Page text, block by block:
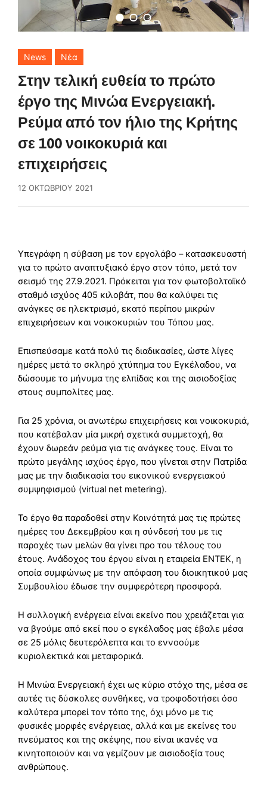
News Νέα
Στην τελική ευθεία το πρώτο
έργο της Μινώα Ενεργειακή.
Ρεύμα από τον ήλιο της Κρήτης
σε 100 νοικοκυριά και
επιχειρήσεις
12 ΟΚΤΩΒΡΊΟΥ 2021
Υπεγράφη η σύβαση με τον εργολάβο – κατασκευαστή
για το πρώτο αναπτυξιακό έργο στον τόπο, μετά τον
σεισμό της 27.9.2021. Πρόκειται για τον φωτοβολταϊκό
σταθμό ισχύος 405 κιλοβάτ, που θα καλύψει τις
ανάγκες σε ηλεκτρισμό, εκατό περίπου μικρών
επιχειρήσεων και νοικοκυριών του Τόπου μας.
Επισπεύσαμε κατά πολύ τις διαδικασίες, ώστε λίγες
ημέρες μετά το σκληρό χτύπημα του Εγκέλαδου, να
δώσουμε το μήνυμα της ελπίδας και της αισιοδοξίας
στους συμπολίτες μας.
Για 25 χρόνια, οι ανωτέρω επιχειρήσεις και νοικοκυριά,
που κατέβαλαν μία μικρή σχετικά συμμετοχή, θα
έχουν δωρεάν ρεύμα για τις ανάγκες τους. Είναι το
πρώτο μεγάλης ισχύος έργο, που γίνεται στην Πατρίδα
μας με την διαδικασία του εικονικού ενεργειακού
συμψηφισμού (virtual net metering).
Το έργο θα παραδοθεί στην Κοινότητά μας τις πρώτες
ημέρες του Δεκεμβρίου και η σύνδεσή του με τις
παροχές των μελών θα γίνει προ του τέλους του
έτους. Ανάδοχος του έργου είναι η εταιρεία ΕΝΤΕΚ, η
οποία συμφώνως με την απόφαση του διοικητικού μας
Συμβουλίου έδωσε την συμφερότερη προσφορά.
Η συλλογική ενέργεια είναι εκείνο που χρειάζεται για
να βγούμε από εκεί που ο εγκέλαδος μας έβαλε μέσα
σε 25 μόλις δευτερόλεπτα και το εννοούμε
κυριολεκτικά και μεταφορικά.
Η Μινώα Ενεργειακή έχει ως κύριο στόχο της, μέσα σε
αυτές τις δύσκολες συνθήκες, να τροφοδοτήσει όσο
καλύτερα μπορεί τον τόπο της, όχι μόνο με τις
φυσικές μορφές ενέργειας, αλλά και με εκείνες του
πνεύματος και της σκέψης, που είναι ικανές να
κινητοποιούν και να γεμίζουν με αισιοδοξία τους
ανθρώπους.